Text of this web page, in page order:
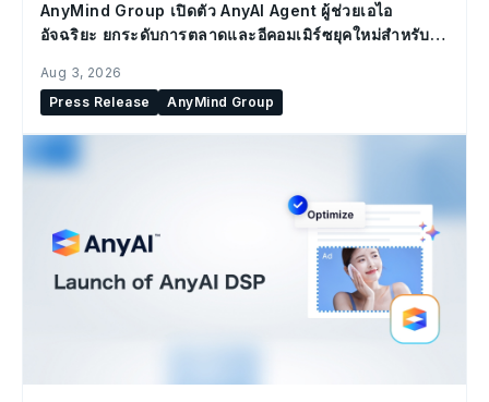
AnyMind Group เปิดตัว AnyAI Agent ผู้ช่วยเอไอ
อัจฉริยะ ยกระดับการตลาดและอีคอมเมิร์ซยุคใหม่สำหรับ
Aug 3, 2026
Press Release
AnyMind Group